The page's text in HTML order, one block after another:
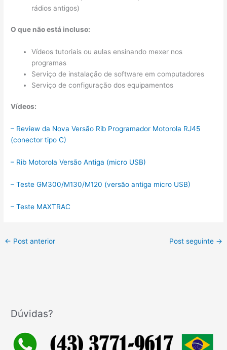
rádios antigos)
O que não está incluso:
Vídeos tutoriais ou aulas ensinando mexer nos
programas
Serviço de instalação de software em computadores
Serviço de configuração dos equipamentos
Vídeos:
– Review da Nova Versão Rib Programador Motorola RJ45
(conector tipo C)
– Rib Motorola Versão Antiga (micro USB)
– Teste GM300/M130/M120 (versão antiga micro USB)
– Teste MAXTRAC
← Post anterior Post seguinte →
Dúvidas?